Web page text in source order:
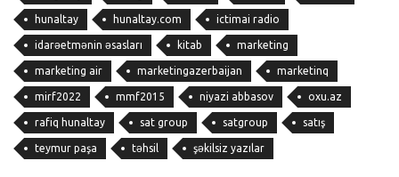
hunaltay hunaltay.com ictimai radio
idarəetmənin əsasları kitab marketing
marketing air marketingazerbaijan marketinq
mirf2022 mmf2015 niyazi abbasov oxu.az
rafiq hunaltay sat group satgroup satış
teymur paşa təhsil şəkilsiz yazılar